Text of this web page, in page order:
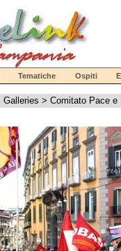
Tematiche Ospiti
Galleries > Comitato Pace e